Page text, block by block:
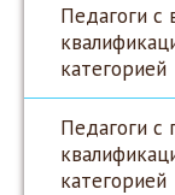
Педагоги с
категорией
Педагоги с
категорией